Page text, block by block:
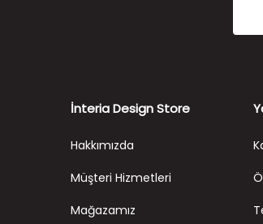
İnteria Design Store
Hakkımızda
Müşteri Hizmetleri
Mağazamız